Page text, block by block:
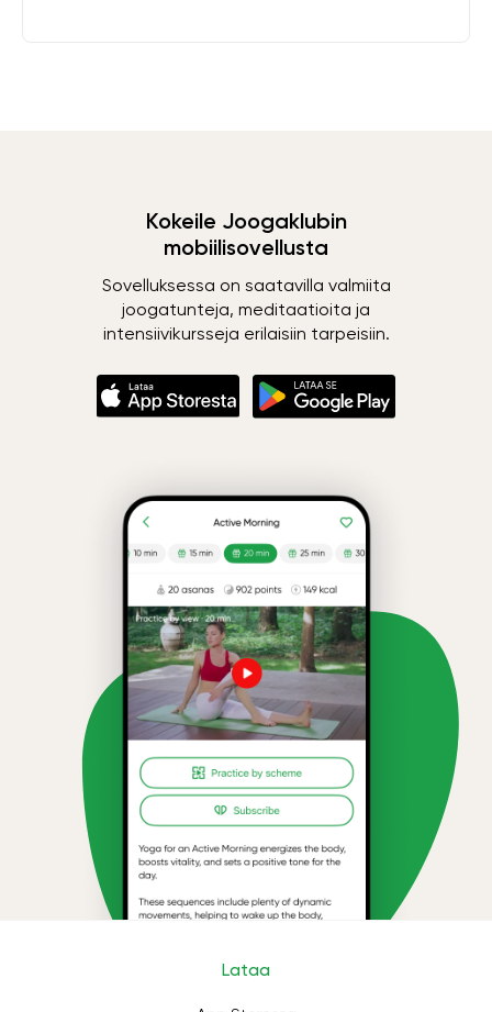
Kokeile Joogaklubin
mobiilisovellusta
Sovelluksessa on saatavilla valmiita
joogatunteja, meditaatioita ja
intensiivikursseja erilaisiin tarpeisiin.
Lataa